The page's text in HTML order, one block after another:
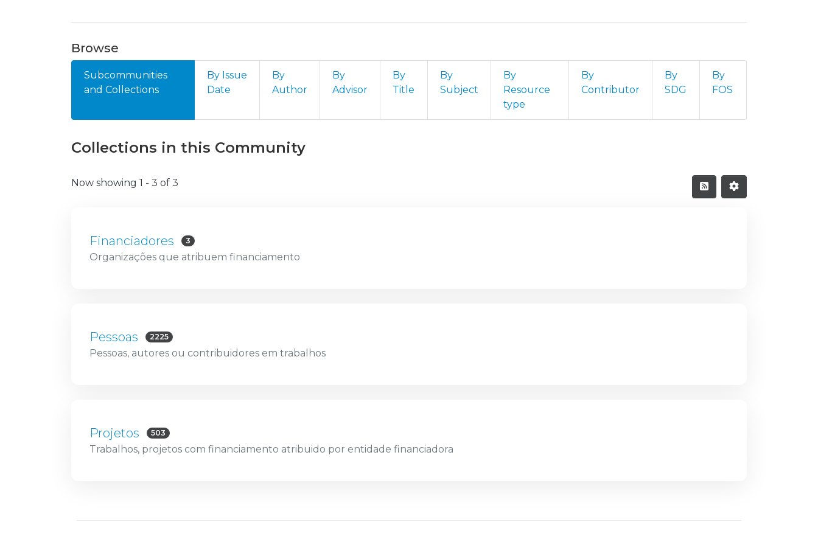
Browse
Subcommunities
and Collections
By Issue
Date
By
Author
By
Advisor
By
Title
By
Subject
By
Resource
type
By
Contributor
By
SDG
By
FOS
Collections in this Community
Now showing 1 - 3 of 3
Financiadores 3
Organizações que atribuem financiamento
Pessoas 2225
Pessoas, autores ou contribuidores em trabalhos
Projetos 503
Trabalhos, projetos com financiamento atribuido por entidade financiadora